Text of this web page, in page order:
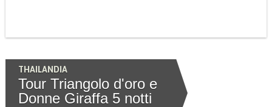
THAILANDIA
Tour Triangolo d'oro e
Donne Giraffa 5 notti